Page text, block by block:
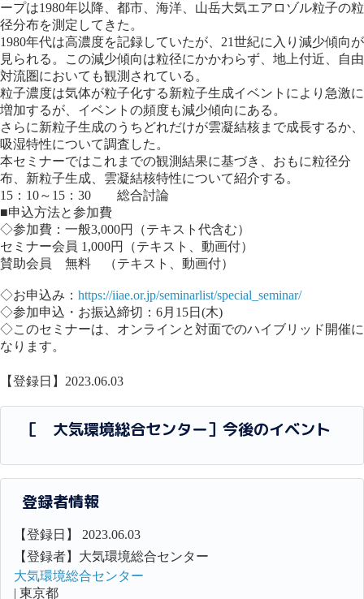
ープは1980年以降、都市、海洋、山岳大気エアロゾル粒子の粒
径分布を測定してきた。
1980年代は高濃度を記録していたが、21世紀に入り減少傾向が
見られる。この減少傾向は粒径にかかわらず、地上付近、自由
対流圏においても観測されている。
粒子濃度は気体が粒子化する新粒子生成イベントにより急激に
増加するが、イベントの頻度も減少傾向にある。
さらに新粒子生成のうちどれだけが雲凝結核まで成長するか、
吸湿特性について調査した。
本セミナーではこれまでの観測結果に基づき、おもに粒径分
布、新粒子生成、雲凝結核特性について紹介する。
15：10～15：30 総合討論
■申込方法と参加費
◇参加費：一般3,000円（テキスト代含む）
セミナー会員 1,000円（テキスト、動画付）
賛助会員 無料 （テキスト、動画付）
◇お申込み： https://iiae.or.jp/seminarlist/special_seminar/
◇参加申込・お振込締切：6月15日(木)
◇このセミナーは、オンラインと対面でのハイブリッド開催に
なります。
【登録日】2023.06.03
［ 大気環境総合センター］今後のイベント
登録者情報
【登録日】 2023.06.03
【登録者】大気環境総合センター
大気環境総合センター
| 東京都